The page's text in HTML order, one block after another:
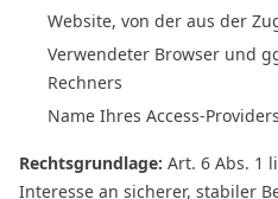
Website, von der aus der
Verwendeter Browser und
Rechners
Name Ihres Access-Providers
Rechtsgrundlage: Art. 6 Abs. 1
Interesse an sicherer, stabiler